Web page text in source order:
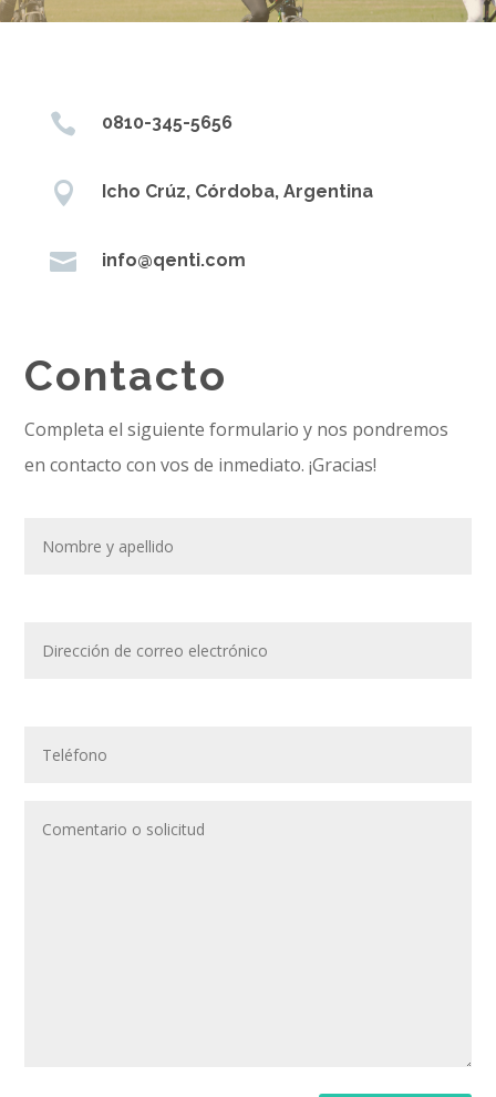
 0810-345-5656
 Icho Crúz, Córdoba, Argentina
 info@qenti.com
Contacto
Completa el siguiente formulario y nos pondremos
en contacto con vos de inmediato. ¡Gracias!